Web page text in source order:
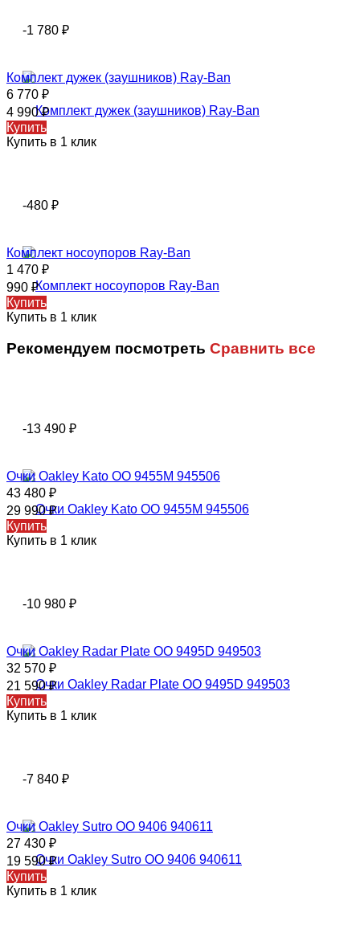
-1 780 ₽
Комплект дужек (заушников) Ray-Ban
6 770 ₽
4 990₽
Купить
Купить в 1 клик
-480 ₽
Комплект носоупоров Ray-Ban
1 470 ₽
990 ₽
Купить
Купить в 1 клик
Рекомендуем посмотреть Сравнить все
-13 490 ₽
Очки Oakley Kato OO 9455M 945506
43 480 ₽
29 990₽
Купить
Купить в 1 клик
-10 980 ₽
Очки Oakley Radar Plate OO 9495D 949503
32 570 ₽
21 590₽
Купить
Купить в 1 клик
-7 840 ₽
Очки Oakley Sutro OO 9406 940611
27 430 ₽
19 590₽
Купить
Купить в 1 клик